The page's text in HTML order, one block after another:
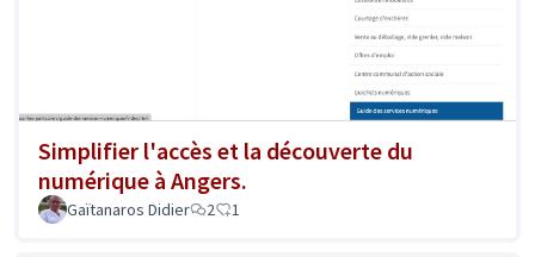
Simplifier l'accès et la découverte du
numérique à Angers.
Gaïtanaros Didier 2 1